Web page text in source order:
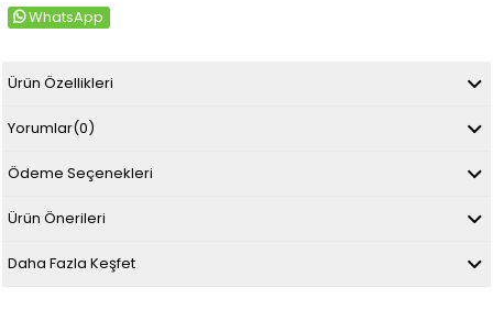
WhatsApp
Ürün Özellikleri
Yorumlar(0)
Ödeme Seçenekleri
Ürün Önerileri
Daha Fazla Keşfet